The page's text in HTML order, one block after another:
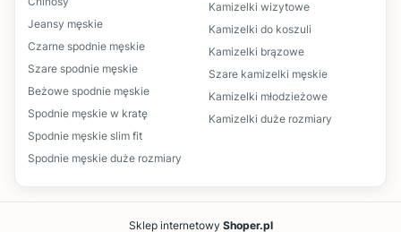
Jeansy męskie
Czarne spodnie męskie
Szare spodnie męskie
Beżowe spodnie męskie
Spodnie męskie w kratę
Spodnie męskie slim fit
Spodnie męskie duże rozmiary
Kamizelki wizytowe
Kamizelki do koszuli
Kamizelki brązowe
Szare kamizelki męskie
Kamizelki młodzieżowe
Kamizelki duże rozmiary
Sklep internetowy Shoper.pl